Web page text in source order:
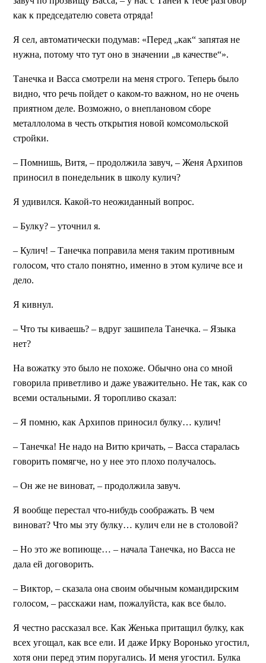
как к председателю совета отряда!
Я сел, автоматически подумав: «Перед „как“ запятая не
нужна, потому что тут оно в значении „в качестве“».
Танечка и Васса смотрели на меня строго. Теперь было
видно, что речь пойдет о каком-то важном, но не очень
приятном деле. Возможно, о внеплановом сборе
металлолома в честь открытия новой комсомольской
стройки.
– Помнишь, Витя, – продолжила завуч, – Женя Архипов
приносил в понедельник в школу кулич?
Я удивился. Какой-то неожиданный вопрос.
– Булку? – уточнил я.
– Кулич! – Танечка поправила меня таким противным
голосом, что стало понятно, именно в этом куличе все и
дело.
Я кивнул.
– Что ты киваешь? – вдруг зашипела Танечка. – Языка
нет?
На вожатку это было не похоже. Обычно она со мной
говорила приветливо и даже уважительно. Не так, как со
всеми остальными. Я торопливо сказал:
– Я помню, как Архипов приносил булку… кулич!
– Танечка! Не надо на Витю кричать, – Васса старалась
говорить помягче, но у нее это плохо получалось.
– Он же не виноват, – продолжила завуч.
Я вообще перестал что-нибудь соображать. В чем
виноват? Что мы эту булку… кулич ели не в столовой?
– Но это же вопиюще… – начала Танечка, но Васса не
дала ей договорить.
– Виктор, – сказала она своим обычным командирским
голосом, – расскажи нам, пожалуйста, как все было.
Я честно рассказал все. Как Женька притащил булку, как
всех угощал, как все ели. И даже Ирку Воронько угостил,
хотя они перед этим поругались. И меня угостил. Булка